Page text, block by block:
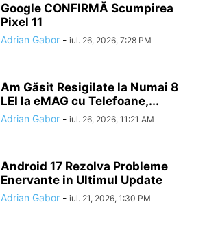
Google CONFIRMĂ Scumpirea
Pixel 11
Adrian Gabor - iul. 26, 2026, 7:28 PM
Am Găsit Resigilate la Numai 8
LEI la eMAG cu Telefoane,...
Adrian Gabor - iul. 26, 2026, 11:21 AM
Android 17 Rezolva Probleme
Enervante in Ultimul Update
Adrian Gabor - iul. 21, 2026, 1:30 PM